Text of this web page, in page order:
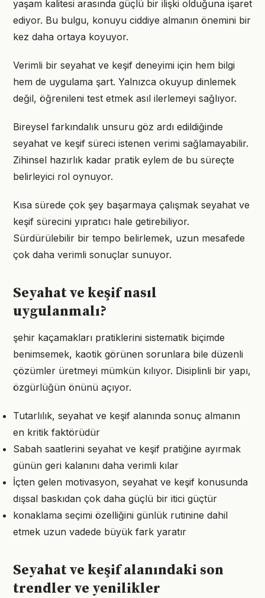
yaşam kalitesi arasında güçlü bir ilişki olduğuna işaret
ediyor. Bu bulgu, konuyu ciddiye almanın önemini bir
kez daha ortaya koyuyor.
Verimli bir seyahat ve keşif deneyimi için hem bilgi
hem de uygulama şart. Yalnızca okuyup dinlemek
değil, öğrenileni test etmek asıl ilerlemeyi sağlıyor.
Bireysel farkındalık unsuru göz ardı edildiğinde
seyahat ve keşif süreci istenen verimi sağlamayabilir.
Zihinsel hazırlık kadar pratik eylem de bu süreçte
belirleyici rol oynuyor.
Kısa sürede çok şey başarmaya çalışmak seyahat ve
keşif sürecini yıpratıcı hale getirebiliyor.
Sürdürülebilir bir tempo belirlemek, uzun mesafede
çok daha verimli sonuçlar sunuyor.
Seyahat ve keşif nasıl
uygulanmalı?
şehir kaçamakları pratiklerini sistematik biçimde
benimsemek, kaotik görünen sorunlara bile düzenli
çözümler üretmeyi mümkün kılıyor. Disiplinli bir yapı,
özgürlüğün önünü açıyor.
Tutarlılık, seyahat ve keşif alanında sonuç almanın
en kritik faktörüdür
Sabah saatlerini seyahat ve keşif pratiğine ayırmak
günün geri kalanını daha verimli kılar
İçten gelen motivasyon, seyahat ve keşif konusunda
dışsal baskıdan çok daha güçlü bir itici güçtür
konaklama seçimi özelliğini günlük rutinine dahil
etmek uzun vadede büyük fark yaratır
Seyahat ve keşif alanındaki son
trendler ve yenilikler